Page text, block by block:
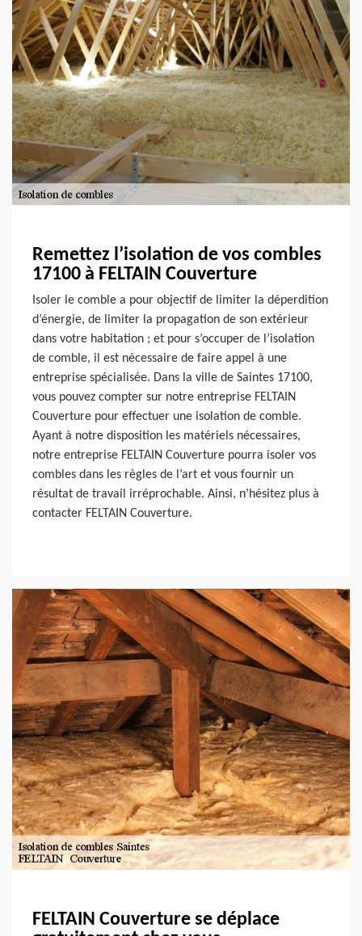
Remettez l’isolation de vos combles
17100 à FELTAIN Couverture
Isoler le comble a pour objectif de limiter la déperdition
d’énergie, de limiter la propagation de son extérieur
dans votre habitation ; et pour s’occuper de l’isolation
de comble, il est nécessaire de faire appel à une
entreprise spécialisée. Dans la ville de Saintes 17100,
vous pouvez compter sur notre entreprise FELTAIN
Couverture pour effectuer une isolation de comble.
Ayant à notre disposition les matériels nécessaires,
notre entreprise FELTAIN Couverture pourra isoler vos
combles dans les règles de l’art et vous fournir un
résultat de travail irréprochable. Ainsi, n’hésitez plus à
contacter FELTAIN Couverture.
FELTAIN Couverture se déplace